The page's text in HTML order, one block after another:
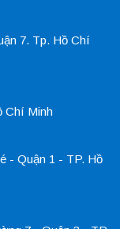
7. Tp. Hồ Chí
Chí Minh
- Quận 1 - TP. Hồ